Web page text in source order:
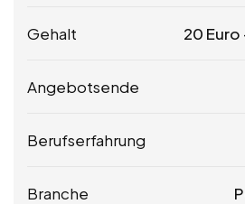
Gehalt 20 Euro
Angebotsende
Berufserfahrung
Branche